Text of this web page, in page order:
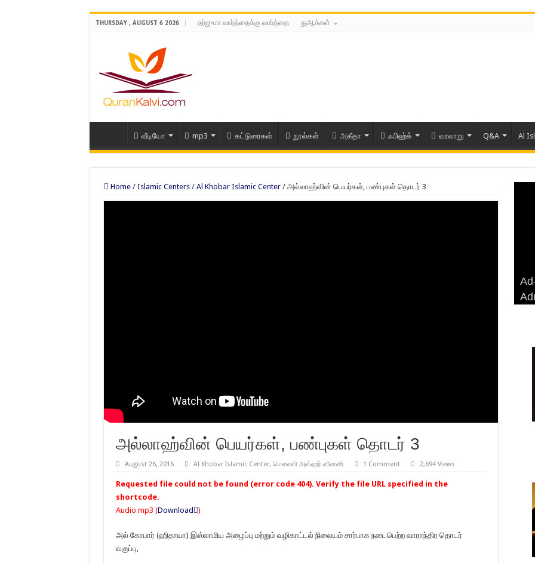
THURSDAY , AUGUST 6 2026 தர்ஜுமா வார்த்தைக்கு வார்த்தை துஆக்கள்
வீடியோ mp3 கட்டுரைகள் நூல்கள் அகீதா ஃபிஹ்க் வரலாறு Q&A Al
Home / Islamic Centers / Al Khobar Islamic Center / அல்லாஹ்வின் பெயர்கள், பண்புகள் தொடர் 3
அல்லாஹ்வின் பெயர்கள், பண்புகள் தொடர் 3
August 26, 2016 Al Khobar Islamic Center, மௌலவி அஸ்ஹர் ஸீலானி 1 Comment 2,694 Views
Requested file could not be found (error code 404). Verify the file URL specified in the
shortcode.
Audio mp3 (Download )
அல் கோபார் (ஹிதாயா) இஸ்லாமிய அழைப்பு மற்றும் வழிகாட்டல் நிலையம் சார்பாக நடைபெற்ற வாராந்திர தொடர்
வகுப்பு,